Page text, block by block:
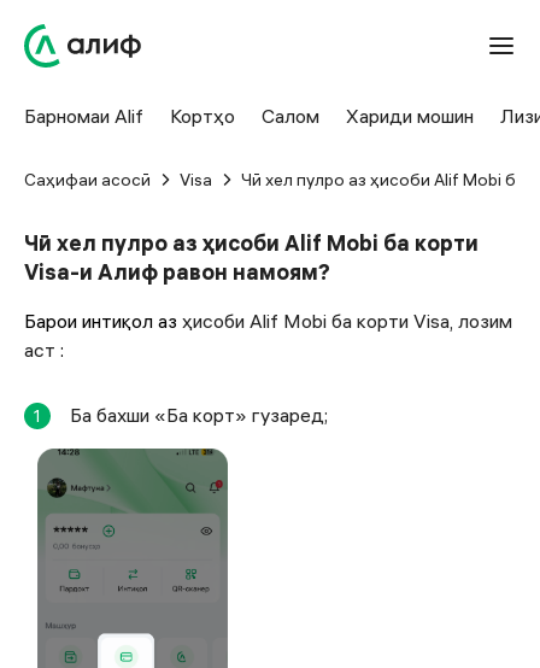
Барномаи Alif Кортҳо Салом Хариди мошин
Саҳифаи асосӣ Visa Чӣ хел пулро аз ҳисоби Alif Mobi ба
Чӣ хел пулро аз ҳисоби Alif Mobi ба корти
Visa-и Алиф равон намоям?
Барои интиқол аз ҳисоби Alif Mobi ба корти Visa, лозим
аст :
1 Ба бахши «Ба корт» гузаред;